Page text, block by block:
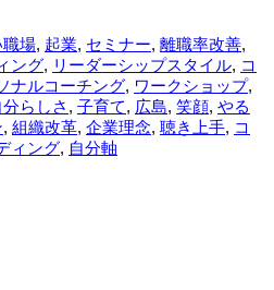
場, 起業, セミナー, 離職率改善,
ング, リーダーシップスタイル, コ
ナルコーチング, ワークショップ,
分らしさ , 子育て, 広島, 笑顔, やる
, 組織改革, 企業理念, 聴き上手, コ
ィング, 自分軸